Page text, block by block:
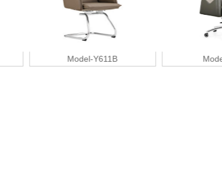
Model-Y611B